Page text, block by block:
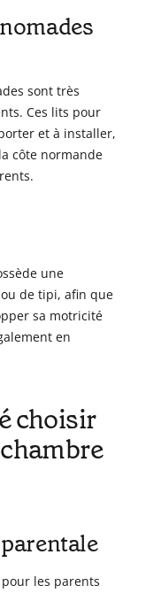
sont très
Ces lits pour
et à installer,
côte normande
une
de tipi, afin que
sa motricité
en
choisir
les parents